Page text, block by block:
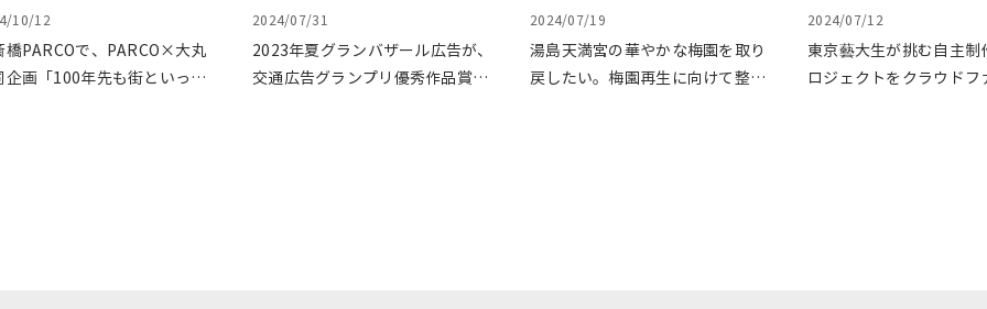
10/12
橋PARCOで、PARCO×大丸
企画「100年先も街といっし
2024/07/31
2023年夏グランバザール広告が、
交通広告グランプリ優秀作品賞を
2024/07/19
湯島天満宮の華やかな梅園を取り
戻したい。梅園再生に向けて整備
2024/07/12
東京藝大生が挑む自主制
ロジェクトをクラウドフ